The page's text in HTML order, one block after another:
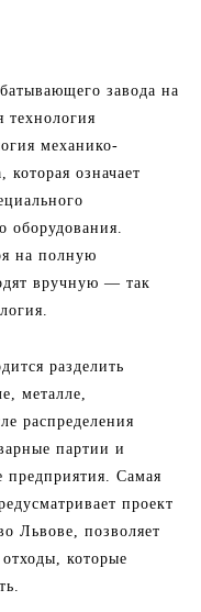
завода на
технология
механико-
которая означает
оборудования.
на полную
вручную — так
разделить
металле,
распределения
партии и
предприятия. Самая
проект
Львове, позволяет
которые